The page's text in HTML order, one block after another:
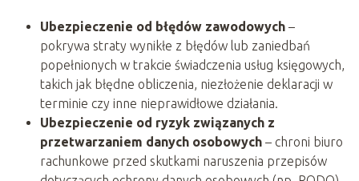
Ubezpieczenie od błędów zawodowych–
pokrywa straty wynikłe z błędów lub zaniedbań
popełnionych w trakcie świadczenia usług księgowych,
takich jak błędne obliczenia, niezłożenie deklaracji w
terminie czy inne nieprawidłowe działania.
Ubezpieczenie od ryzyk związanych z
przetwarzaniem danych osobowych– chroni biuro
rachunkowe przed skutkami naruszenia przepisów